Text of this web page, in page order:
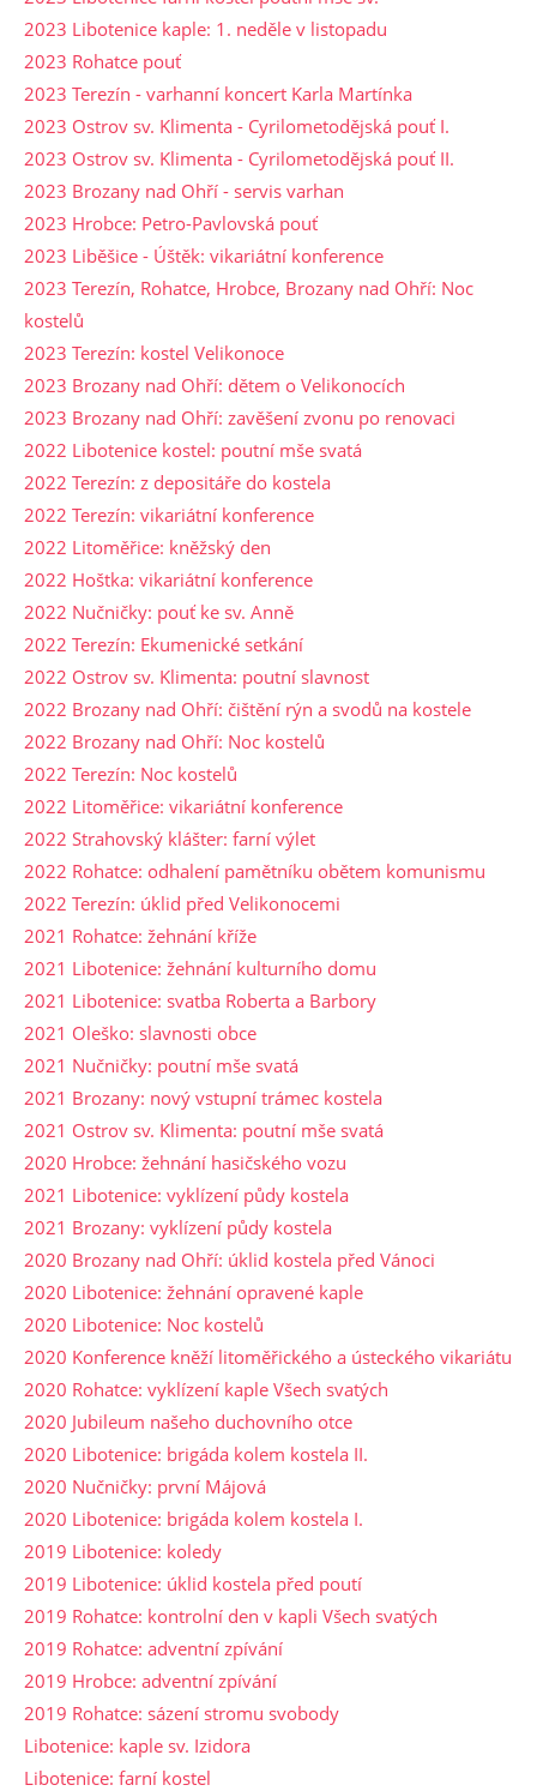
2023 Libotenice kaple: 1. neděle v listopadu
2023 Rohatce pouť
2023 Terezín - varhanní koncert Karla Martínka
2023 Ostrov sv. Klimenta - Cyrilometodějská pouť I.
2023 Ostrov sv. Klimenta - Cyrilometodějská pouť II.
2023 Brozany nad Ohří - servis varhan
2023 Hrobce: Petro-Pavlovská pouť
2023 Liběšice - Úštěk: vikariátní konference
2023 Terezín, Rohatce, Hrobce, Brozany nad Ohří: Noc
kostelů
2023 Terezín: kostel Velikonoce
2023 Brozany nad Ohří: dětem o Velikonocích
2023 Brozany nad Ohří: zavěšení zvonu po renovaci
2022 Libotenice kostel: poutní mše svatá
2022 Terezín: z depositáře do kostela
2022 Terezín: vikariátní konference
2022 Litoměřice: kněžský den
2022 Hoštka: vikariátní konference
2022 Nučničky: pouť ke sv. Anně
2022 Terezín: Ekumenické setkání
2022 Ostrov sv. Klimenta: poutní slavnost
2022 Brozany nad Ohří: čištění rýn a svodů na kostele
2022 Brozany nad Ohří: Noc kostelů
2022 Terezín: Noc kostelů
2022 Litoměřice: vikariátní konference
2022 Strahovský klášter: farní výlet
2022 Rohatce: odhalení pamětníku obětem komunismu
2022 Terezín: úklid před Velikonocemi
2021 Rohatce: žehnání kříže
2021 Libotenice: žehnání kulturního domu
2021 Libotenice: svatba Roberta a Barbory
2021 Oleško: slavnosti obce
2021 Nučničky: poutní mše svatá
2021 Brozany: nový vstupní trámec kostela
2021 Ostrov sv. Klimenta: poutní mše svatá
2020 Hrobce: žehnání hasičského vozu
2021 Libotenice: vyklízení půdy kostela
2021 Brozany: vyklízení půdy kostela
2020 Brozany nad Ohří: úklid kostela před Vánoci
2020 Libotenice: žehnání opravené kaple
2020 Libotenice: Noc kostelů
2020 Konference kněží litoměřického a ústeckého vikariátu
2020 Rohatce: vyklízení kaple Všech svatých
2020 Jubileum našeho duchovního otce
2020 Libotenice: brigáda kolem kostela II.
2020 Nučničky: první Májová
2020 Libotenice: brigáda kolem kostela I.
2019 Libotenice: koledy
2019 Libotenice: úklid kostela před poutí
2019 Rohatce: kontrolní den v kapli Všech svatých
2019 Rohatce: adventní zpívání
2019 Hrobce: adventní zpívání
2019 Rohatce: sázení stromu svobody
Libotenice: kaple sv. Izidora
Libotenice: farní kostel